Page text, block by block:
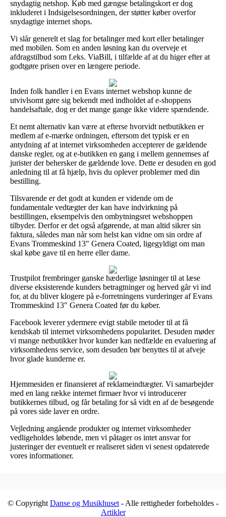
snydagtig netshop. Køb med gængse betalingskort er dog
inkluderet i Indsigelsesordningen, der støtter køber overfor
snydagtige internet shops.
Vi slår generelt et slag for betalinger med kort eller betalinger
med mobilen. Som en anden løsning kan du overveje et
afdragstilbud som f.eks. ViaBill, i tilfælde af at du higer efter at
godtgøre prisen over en længere periode.
Inden folk handler i en Evans internet webshop kunne de
utvivlsomt gøre sig bekendt med indholdet af e-shoppens
handelsaftale, dog er det mange gange ikke videre spændende.
Et nemt alternativ kan være at efterse hvorvidt netbutikken er
medlem af e-mærke ordningen, eftersom det typisk er en
antydning af at internet virksomheden accepterer de gældende
danske regler, og at e-butikken en gang i mellem gennemses af
jurister der behersker de gældende love. Dette er desuden en god
anledning til at få hjælp, hvis du oplever problemer med din
bestilling.
Tilsvarende er det godt at kunden er vidende om de
fundamentale vedtægter der kan have indvirkning på
bestillingen, eksempelvis den ombytningsret webshoppen
tilbyder. Derfor er det også afgørende, at man altid sikrer sin
faktura, således man når som helst kan vidne om sin ordre af
Evans Trommeskind 13″ Genera Coated, ligegyldigt om man
skal købe gave til en herre eller dame.
Trustpilot frembringer ganske hæderlige løsninger til at læse
diverse eksisterende kunders betragtninger og herved går vi ind
for, at du bliver klogere på e-forretningens vurderinger af Evans
Trommeskind 13″ Genera Coated før du køber.
Facebook leverer ydermere evigt stabile metoder til at få
kendskab til internet virksomhedens popularitet. Desuden møder
vi mange netbutikker hvor kunder kan nedfælde en evaluering af
virksomhedens service, som desuden bør benyttes til at afveje
hvor glade kunderne er.
Hjemmesiden er finansieret af reklameindtægter. Vi samarbejder
med en lang række internet firmaer hvor vi introducerer
butikkernes tilbud, og får betaling for så vidt en af de besøgende
på vores side laver en ordre.
Vejledning angående produkter og internet virksomheder
vedligeholdes løbende, men vi påtager os intet ansvar for
justeringer der eventuelt er realiseret siden vi senest opdaterede
vores informationer.
© Copyright Danse og Musikhuset - Alle rettigheder forbeholdes -
Artikler